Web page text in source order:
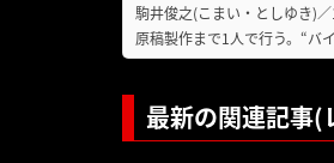
駒井俊之(こまい・としゆき)
原稿製作まで1人で行う。“バ
最新の関連記事(